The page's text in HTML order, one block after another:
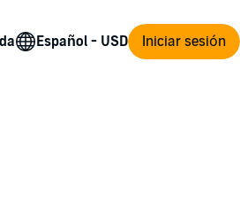
Iniciar sesión